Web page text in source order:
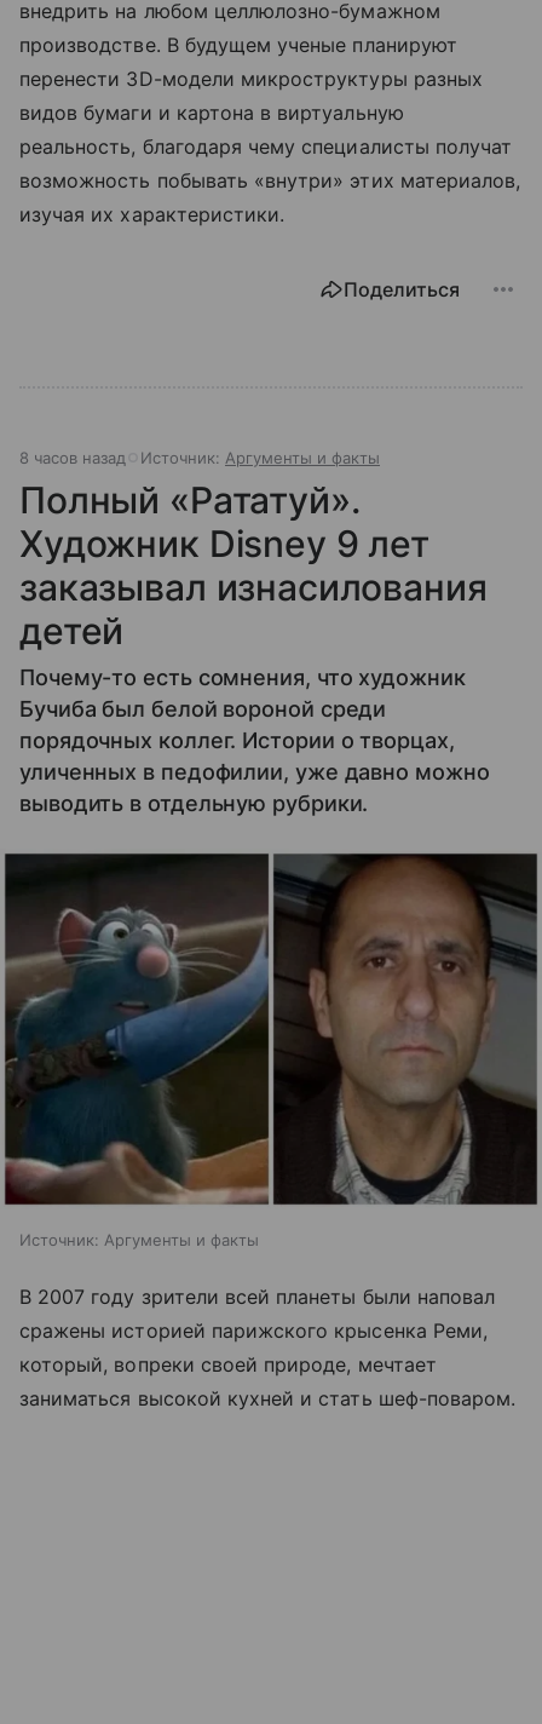
внедрить на любом целлюлозно-бумажном
производстве. В будущем ученые планируют
перенести 3D-модели микроструктуры разных
видов бумаги и картона в виртуальную
реальность, благодаря чему специалисты получат
возможность побывать «внутри» этих материалов,
изучая их характеристики.
Поделиться
8 часов назад Источник: Аргументы и факты
Полный «Рататуй».
Художник Disney 9 лет
заказывал изнасилования
детей
Почему-то есть сомнения, что художник
Бучиба был белой вороной среди
порядочных коллег. Истории о творцах,
уличенных в педофилии, уже давно можно
выводить в отдельную рубрики.
Источник: Аргументы и факты
В 2007 году зрители всей планеты были наповал
сражены историей парижского крысенка Реми,
который, вопреки своей природе, мечтает
заниматься высокой кухней и стать шеф-поваром.